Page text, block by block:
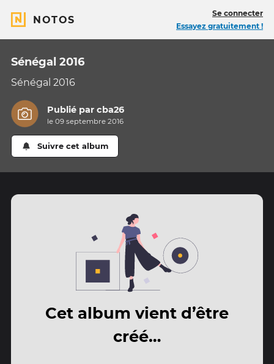
NOTOS
Se connecter
Essayez gratuitement !
Sénégal 2016
Sénégal 2016
Publié parcba26
le 09 septembre 2016
Suivre cet album
Cet album vient d’être
créé…